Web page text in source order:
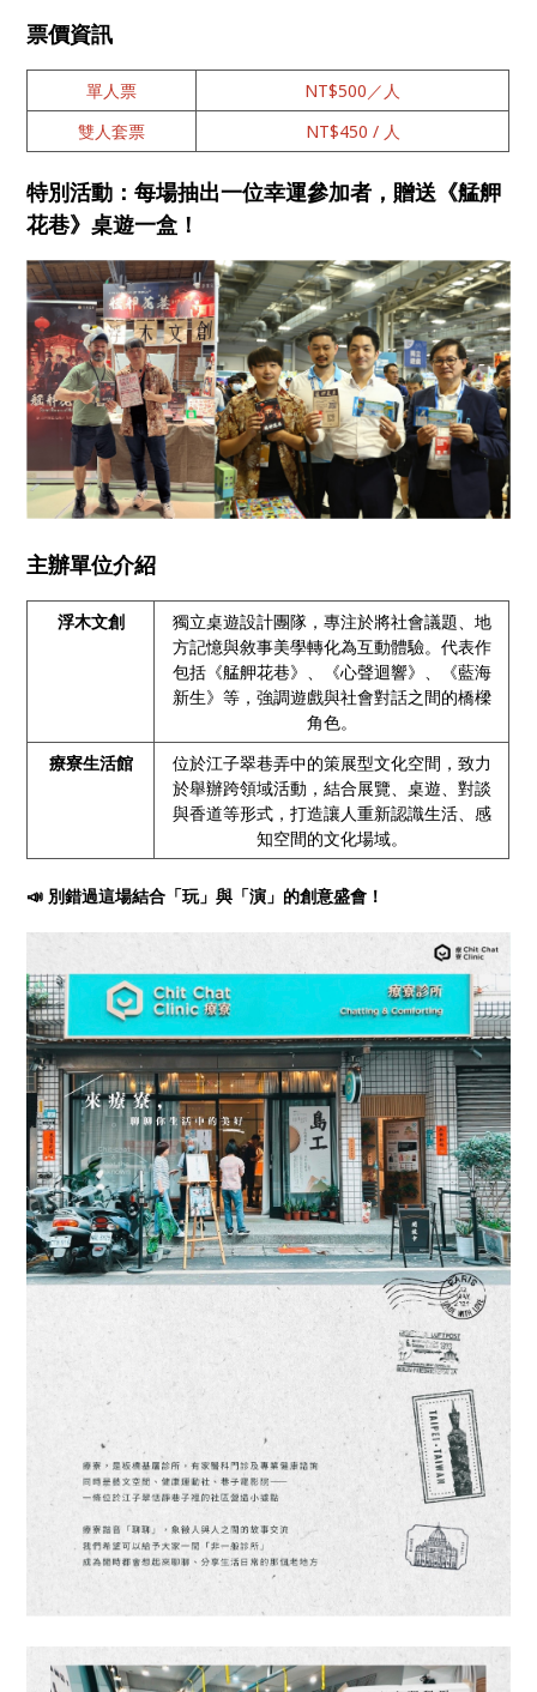
票價資訊
單人票
NT$500／人
雙人套票
NT$450 / 人
特別活動 ：每場抽出一位幸運參加者，贈送《艋舺
花巷》桌遊一盒！
主辦單位介紹
浮木文創
獨立桌遊設計團隊，專注於將社會議題、地
方記憶與敘事美學轉化為互動體驗。代表作
包括《艋舺花巷》、《心聲迴響》、《藍海
新生》等，強調遊戲與社會對話之間的橋樑
角色。
療寮生活館
位於江子翠巷弄中的策展型文化空間，致力
於舉辦跨領域活動，結合展覽、桌遊、對談
與香道等形式，打造讓人重新認識生活、感
知空間的文化場域。
📣 別錯過這場結合「玩」與「演」的創意盛會！